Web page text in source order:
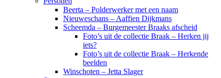
Beerta – Polderwerker met een naam
Nieuweschans – Aaffien Dijkmans
Scheemda – Burgemeester Braaks afscheid
Foto’s uit de collectie Braak – Herken jij
iets?
Foto’s uit de collectie Braak – Herkende
beelden
Winschoten – Jetta Slager